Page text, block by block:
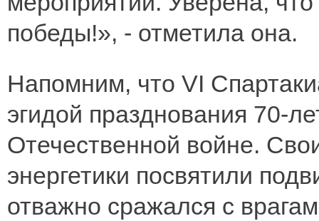
победы!», - отметила она.
Напомним, что VI
эгидой празднования 70-
Отечественной войне.
энергетики посвятили
отважно сражался с